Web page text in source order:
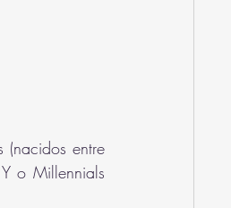
(nacidos entre
o Millennials